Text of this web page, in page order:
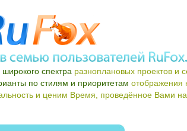
широкого спектра разноплановых проектов и
по стилям и приоритетам отображения
и ценим Время, проведённое Вами